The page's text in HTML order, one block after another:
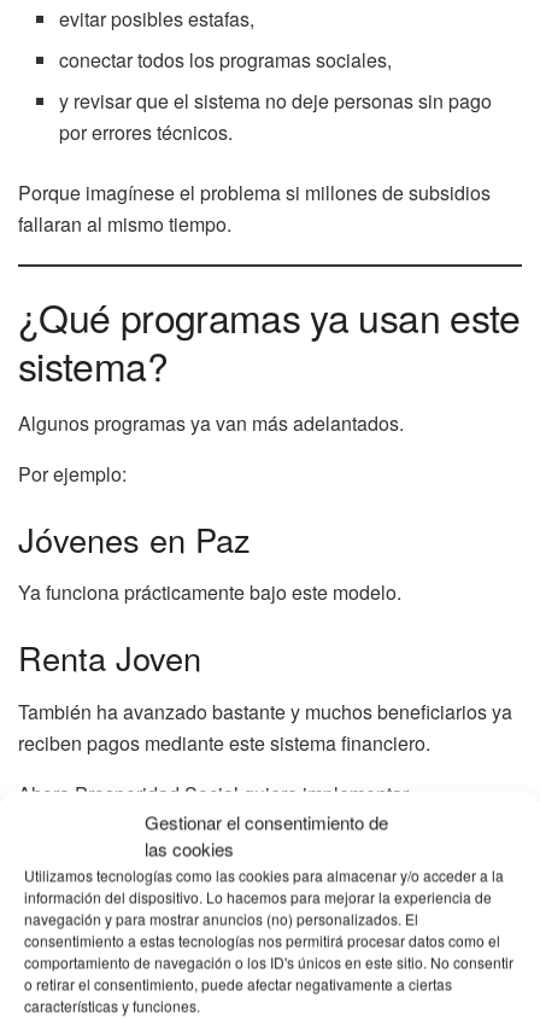
Gestionar el consentimiento de
las cookies
Utilizamos tecnologías como las cookies para almacenar y/o acceder a la
información del dispositivo. Lo hacemos para mejorar la experiencia de
navegación y para mostrar anuncios (no) personalizados. El
consentimiento a estas tecnologías nos permitirá procesar datos como el
comportamiento de navegación o los ID's únicos en este sitio. No consentir
o retirar el consentimiento, puede afectar negativamente a ciertas
características y funciones.
evitar posibles estafas,
conectar todos los programas sociales,
y revisar que el sistema no deje personas sin pago
por errores técnicos.
Porque imagínese el problema si millones de subsidios
fallaran al mismo tiempo.
¿Qué programas ya usan este
sistema?
Algunos programas ya van más adelantados.
Por ejemplo:
Jóvenes en Paz
Ya funciona prácticamente bajo este modelo.
Renta Joven
También ha avanzado bastante y muchos beneficiarios ya
reciben pagos mediante este sistema financiero.
Ahora Prosperidad Social quiere implementar
gradualmente lo mismo en:
Renta Ciudadana,
Colombia Mayor,
y Devolución del IVA.